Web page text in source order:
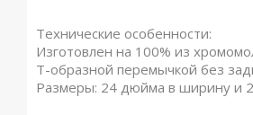
Технические особенности:
Изготовлен на 100% из
Т-образной перемычкой без
Размеры: 24 дюйма в ширину и